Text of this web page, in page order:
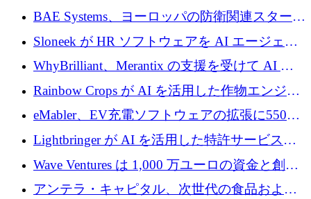
オを拡大するためにシリーズ A で 1,300 万ド
ルを調達
BAE Systems、ヨーロッパの防衛関連スタート
アップの規模拡大を支援するために 5,000 万
ユーロの支援を開始
Sloneek が HR ソフトウェアを AI エージェン
トに変えるために 600 万ドルを調達
WhyBrilliant、Merantix の支援を受けて AI 求
人マッチングを拡大するために 100 万ユーロ
Rainbow Crops が AI を活用した作物エンジニ
アリングを拡張するために 970 万ユーロを調
eMabler、EV充電ソフトウェアの拡張に550万
ユーロを確保
Lightbringer が AI を活用した特許サービスを
拡大するために 1,000 万ドルを調達
Wave Ventures は 1,000 万ユーロの資金と創設
者補助金で 10 周年を迎える
アンテラ・キャピタル、次世代の食品および